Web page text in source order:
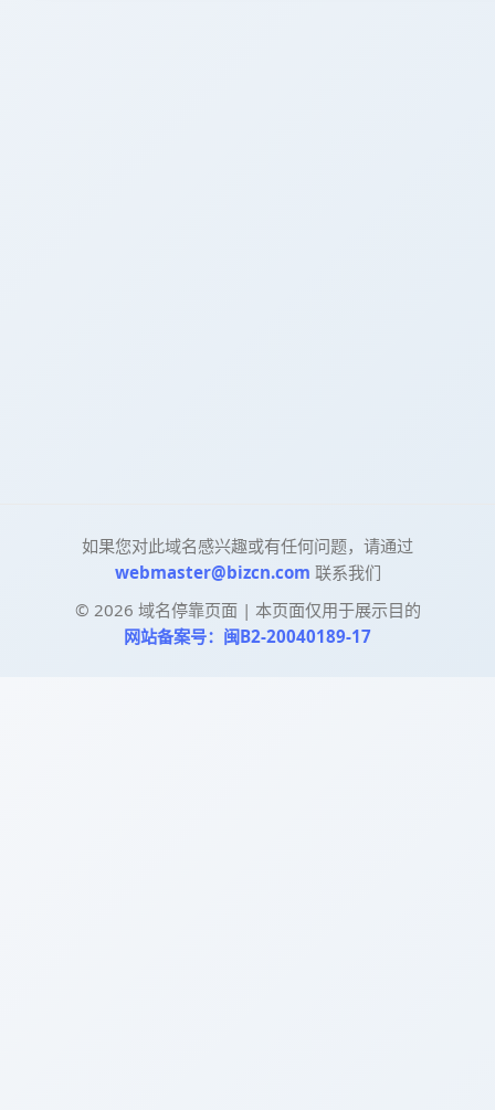
如果您对此域名感兴趣或有任何问题，请通过
webmaster@bizcn.com 联系我们
© 2026 域名停靠页面 | 本页面仅用于展示目的
网站备案号：闽B2-20040189-17